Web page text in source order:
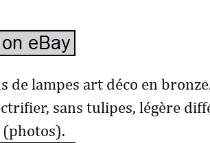
de lampes art déco en
sans tulipes, légère